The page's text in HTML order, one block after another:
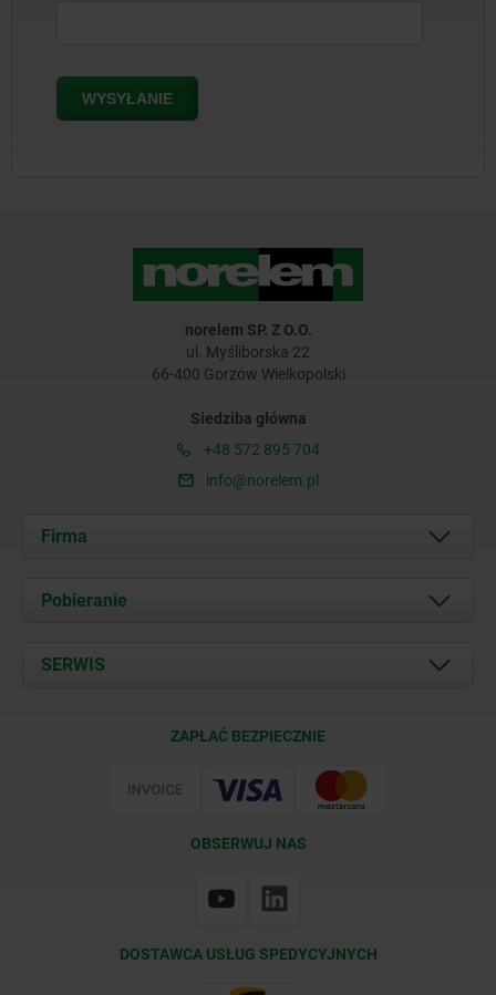
norelem SP. Z O.O.
ul. Myśliborska 22
66-400 Gorzów Wielkopolski
Siedziba główna
+48 572 895 704
info@norelem.pl
Firma
O nas
Kontakt
Pobieranie
Documents
SERWIS
ZAPŁAĆ BEZPIECZNIE
OBSERWUJ NAS
DOSTAWCA USŁUG SPEDYCYJNYCH